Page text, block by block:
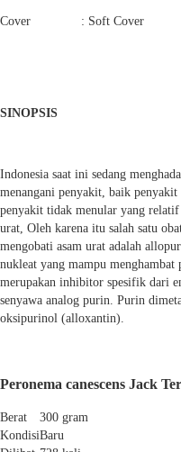
Cover : Soft Cover
SINOPSIS
Indonesia saat ini sedang
menangani penyakit, baik
penyakit tidak menular yang
urat, Oleh karena itu salah satu
mengobati asam urat adalah
nukleat yang mampu
merupakan inhibitor spesifik dari
senyawa analog purin. Purin
oksipurinol (alloxantin).
Peronema canescens Jack
Berat
300 gram
KondisiBaru